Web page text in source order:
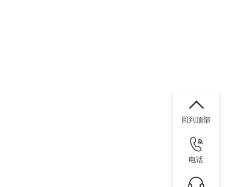
回到顶部
电话